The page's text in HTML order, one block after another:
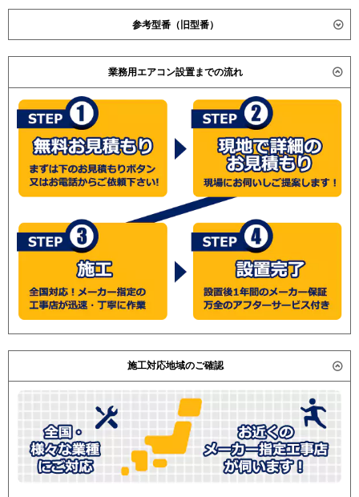
ダイキン
SZRB280BW
SZZB280CJW
SZRB280BAW
東芝
ABSF28037M
RBSF28033M
ABSF28057M
GBSF28013MUB
RBSF28033MU
RBSF28033MUB
三菱電機
RCB-AP280SHW8
RCB-AP280SHW8-kobe
RCB-AP280SHW9
RCB-GP280RSHW
RCB-AP280SHW9-kobe
RCB-GP280RSHW1
RCB-GP280RSHW3
RCB-GP280RSHW4
三菱重工
FDRVP2804HD5S-canvas
FDRVP2804HD5S-ca
FDRVP2804HD5S-silent
参考型番（旧型番）
ダイキン SZZB280CFD / SZZB280CDD / SZYB280CBW /
三菱重工 FDRVP2804HDAG4AG / FDRVP2803HDAG4AG
/ 日立 RCB-AP280SHW2 / 東芝 ABSF28056M /
ABSF28055A / ABSF28054M / 三菱重工
FDRVP2803HDG4 / 日立 RCB-AP280SHW2 / 三菱電機
PDZD-ERP280FD / 東芝 ABSF28054M /
(こちらの型番は参考です。メーカーや仕様によって価格
は異なります。旧型番は在庫切れの可能性がございま
業務用エアコン設置までの流れ
施工対応地域のご確認